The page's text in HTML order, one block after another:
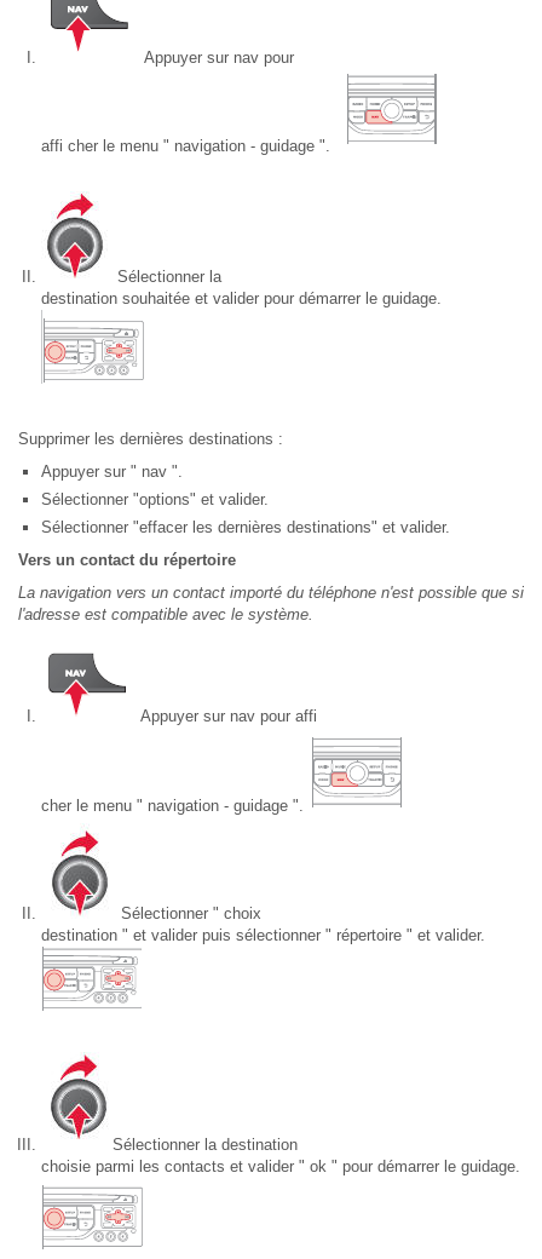
Appuyer sur nav pour
affi cher le menu " navigation - guidage ".
Sélectionner la
destination souhaitée et valider pour démarrer le guidage.
Supprimer les dernières destinations :
Appuyer sur " nav ".
Sélectionner "options" et valider.
Sélectionner "effacer les dernières destinations" et valider.
Vers un contact du répertoire
La navigation vers un contact importé du téléphone n'est possible que si
l'adresse est compatible avec le système.
Appuyer sur nav pour affi
cher le menu " navigation - guidage ".
Sélectionner " choix
destination " et valider puis sélectionner " répertoire " et valider.
Sélectionner la destination
choisie parmi les contacts et valider " ok " pour démarrer le guidage.